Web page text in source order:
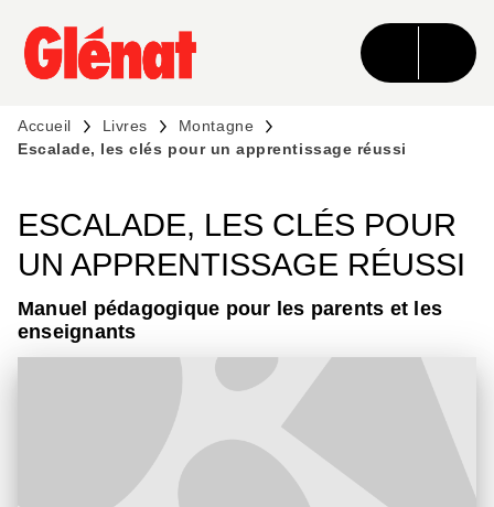
MENU RECHERCHE CONTENU
PIED DE PAGE
Accueil Livres
Montagne
Escalade, les clés pour un apprentissage réussi
ESCALADE, LES CLÉS POUR
UN APPRENTISSAGE RÉUSSI
Manuel pédagogique pour les parents et les
enseignants